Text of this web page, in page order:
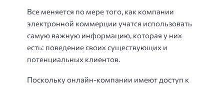
Все меняется по мере того, как компании
электронной коммерции учатся использовать
самую важную информацию, которая у них
есть: поведение своих существующих и
потенциальных клиентов.
Поскольку онлайн-компании имеют доступ к